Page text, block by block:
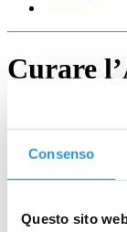
Consenso
Questo sito
Curare